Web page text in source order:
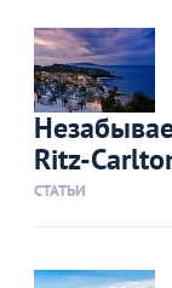
Ritz-
СТАТЬИ